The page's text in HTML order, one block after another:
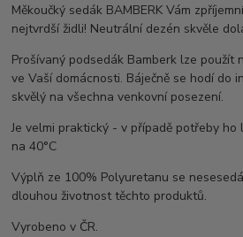
Měkoučký sedák BAMBERK Vám
nejtvrdší židli! Neutrální dezén skvěle
Prošívaný podsedák Bamberk lze použít
ve Vaší domácnosti. Báječně se hodí do
skvělý na všechna venkovní posezení.
Je velmi praktický - v případě potřeby ho
na 40°C
Výplň ze 100% Polyuretanu se
dlouhou životnost těchto produktů.
Vyrobeno v ČR.